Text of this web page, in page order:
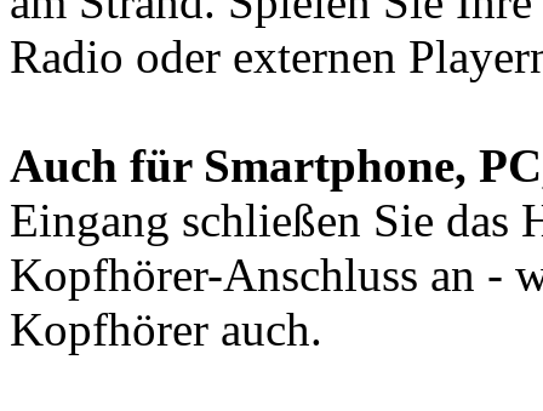
Radio oder externen
Auch für Smartphone,
Eingang schließen Sie das
Kopfhörer-Anschluss an -
Kopfhörer auch.